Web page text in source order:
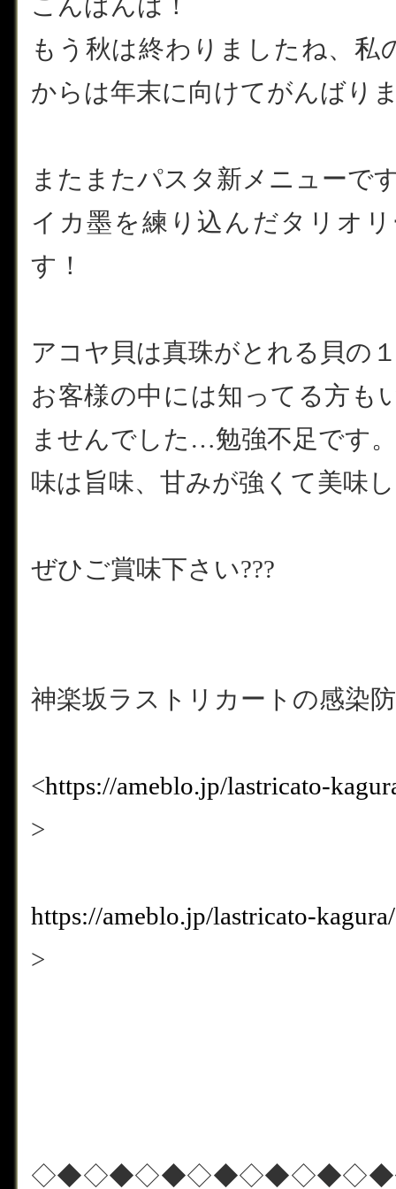
もう秋は終わりましたね、私
からは年末に向けてがんばり
またまたパスタ新メニューで
イカ墨を練り込んだタリオ
す！
アコヤ貝は真珠がとれる貝の
お客様の中には知ってる方も
ませんでした…勉強不足です。
味は旨味、甘みが強くて美味
ぜひご賞味下さい???
神楽坂ラストリカートの感染
<https://ameblo.jp/lastricato-
>
https://ameblo.jp/lastricato-
>